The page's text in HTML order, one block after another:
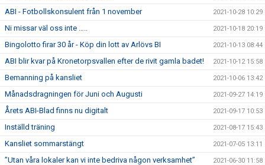
ABI - Fotbollskonsulent från 1 november 2021-10-28 10:29
Ni missar väl oss inte ….. 2021-10-18 20:19
Bingolotto firar 30 år - Köp din lott av Arlövs BI 2021-10-13 08:44
ABI blir kvar på Kronetorpsvallen efter de rivit gamla badet! 2021-10-12 15:58
Bemanning på kansliet 2021-10-06 13:42
Månadsdragningen för Juni och Augusti 2021-09-27 14:19
Årets ABI-Blad finns nu digitalt 2021-09-17 10:53
Inställd träning 2021-08-17 15:43
Kansliet sommarstängt 2021-07-05 13:11
”Utan våra lokaler kan vi inte bedriva någon verksamhet” 2021-06-30 11:58